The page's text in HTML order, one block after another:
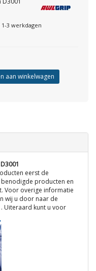
3 werkdagen
aan winkelwagen
eerst de
producten en
Voor overige informatie
wij u door naar de
. Uiteraard kunt u voor